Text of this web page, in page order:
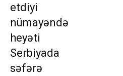
etdiyi
nümayəndə
heyəti
Serbiyada
səfərə